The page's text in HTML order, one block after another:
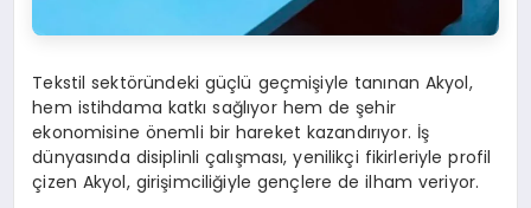
Tekstil sektöründeki güçlü geçmişiyle tanınan Akyol,
hem istihdama katkı sağlıyor hem de şehir
ekonomisine önemli bir hareket kazandırıyor. İş
dünyasında disiplinli çalışması, yenilikçi fikirleriyle profil
çizen Akyol, girişimciliğiyle gençlere de ilham veriyor.